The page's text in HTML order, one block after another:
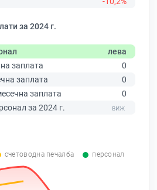
за 2024 г.
лева
заплата
0
заплата
0
заплата
0
за 2024 г.
счетоводна печалба персонал